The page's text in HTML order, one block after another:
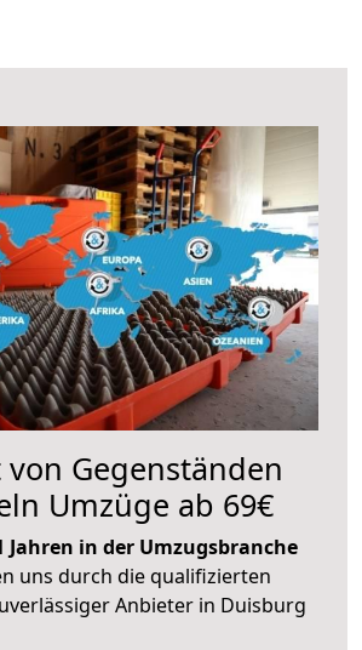
Gegenständen
Umzüge ab 69€
Jahren in der Umzugsbranche
uns durch die qualifizierten
Anbieter in Duisburg